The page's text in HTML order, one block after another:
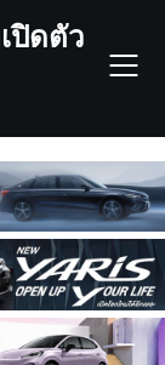
ปิดตัว